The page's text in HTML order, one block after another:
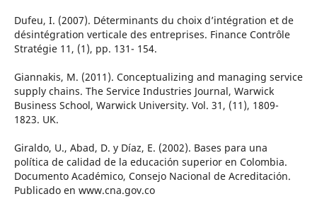
Dufeu, I. (2007). Déterminants du choix d’intégration et de
désintégration verticale des entreprises. Finance Contrôle
Stratégie 11, (1), pp. 131- 154.
Giannakis, M. (2011). Conceptualizing and managing service
supply chains. The Service Industries Journal, Warwick
Business School, Warwick University. Vol. 31, (11), 1809-
1823. UK.
Giraldo, U., Abad, D. y Díaz, E. (2002). Bases para una
política de calidad de la educación superior en Colombia.
Documento Académico, Consejo Nacional de Acreditación.
Publicado en www.cna.gov.co